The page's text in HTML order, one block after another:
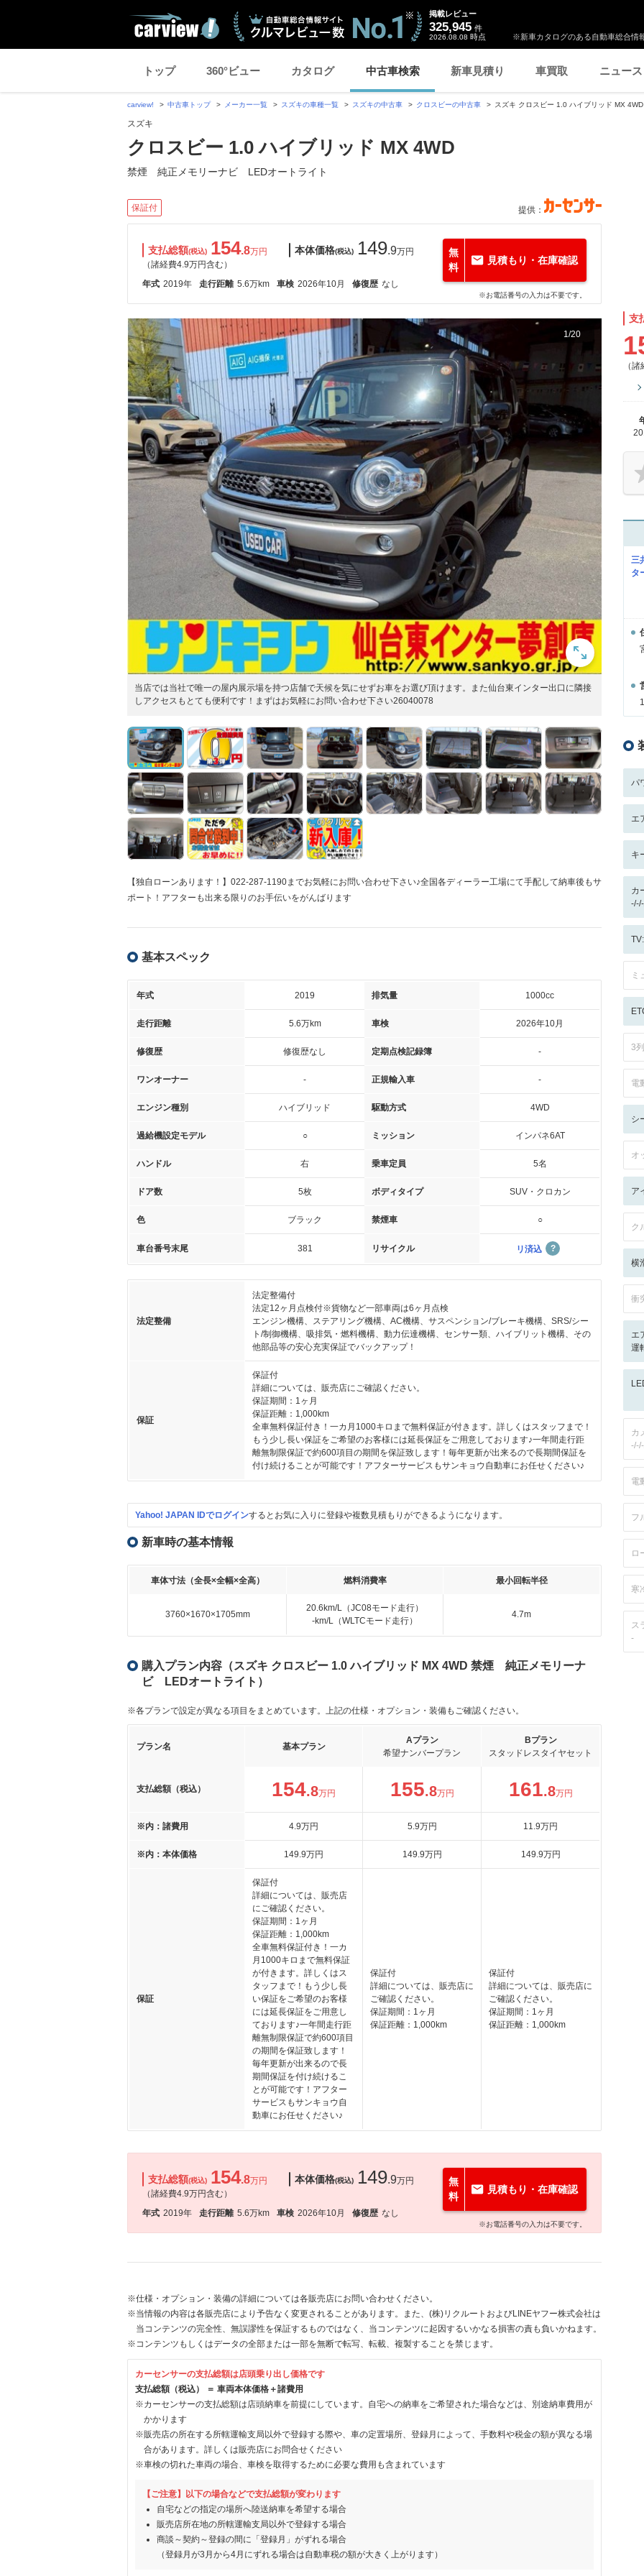
※新車カタログのある自動車総合情
掲載レビュー
325,945 件
2026.08.08 時点
トップ 360°ビュー カタログ 中古車検索 新車見積り 車買取 ニュース
carview! 中古車トップ メーカー一覧 スズキの車種一覧 スズキの中古車 クロスビーの中古車 スズキ クロスビー 1.0 ハイブリッド MX
スズキ
クロスビー 1.0 ハイブリッド MX 4WD
禁煙 純正メモリーナビ LEDオートライト
保証付 提供：
支払総額(税込) 154.8万円
（諸経費4.9万円含む）
本体価格(税込) 149.9万円
年式 2019年 走行距離 5.6万km 車検 2026年10月 修復歴 なし
無
料
見積もり・在庫確認
※お電話番号の入力は不要です。
1/20
当店では当社で唯一の屋内展示場を持つ店舗で天候を気にせずお車をお選び頂けます。また仙台東インター出口に隣接
しアクセスもとても便利です！まずはお気軽にお問い合わせ下さい26040078
【独自ローンあります！】022-287-1190までお気軽にお問い合わせ下さい♪全国各ディーラー工場にて手配して納車後もサ
ポート！アフターも出来る限りのお手伝いをがんばります
基本スペック
年式 2019 排気量 1000cc
走行距離 5.6万km 車検 2026年10月
修復歴 修復歴なし 定期点検記録簿 -
ワンオーナー - 正規輸入車 -
エンジン種別 ハイブリッド 駆動方式 4WD
過給機設定モデル ○ ミッション インパネ6AT
ハンドル 右 乗車定員 5名
ドア数 5枚 ボディタイプ SUV・クロカン
色 ブラック 禁煙車 ○
車台番号末尾 381 リサイクル リ済込
法定整備
法定整備付
法定12ヶ月点検付※貨物など一部車両は6ヶ月点検
エンジン機構、ステアリング機構、AC機構、サスペンション/ブレーキ機構、SRS/シー
ト/制御機構、吸排気・燃料機構、動力伝達機構、センサー類、ハイブリット機構、その
他部品等の安心充実保証でバックアップ！
保証
保証付
詳細については、販売店にご確認ください。
保証期間：1ヶ月
保証距離：1,000km
全車無料保証付き！一カ月1000キロまで無料保証が付きます。詳しくはスタッフまで！
もう少し長い保証をご希望のお客様には延長保証をご用意しております♪一年間走行距
離無制限保証で約600項目の期間を保証致します！毎年更新が出来るので長期間保証を
付け続けることが可能です！アフターサービスもサンキョウ自動車にお任せください♪
Yahoo! JAPAN IDでログインするとお気に入りに登録や複数見積もりができるようになります。
新車時の基本情報
車体寸法（全長×全幅×全高） 燃料消費率 最小回転半径
3760×1670×1705mm
20.6km/L（JC08モード走行）
-km/L（WLTCモード走行）
4.7m
購入プラン内容（スズキ クロスビー 1.0 ハイブリッド MX 4WD 禁煙 純正メモリーナ
ビ LEDオートライト）
※各プランで設定が異なる項目をまとめています。上記の仕様・オプション・装備もご確認ください。
プラン名 基本プラン
Aプラン
希望ナンバープラン
Bプラン
スタッドレスタイヤセット
支払総額（税込） 154.8万円 155.8万円 161.8万円
※内：諸費用 4.9万円 5.9万円 11.9万円
※内：本体価格 149.9万円 149.9万円 149.9万円
保証
保証付
詳細については、販売店
にご確認ください。
保証期間：1ヶ月
保証距離：1,000km
全車無料保証付き！一カ
月1000キロまで無料保証
が付きます。詳しくはス
タッフまで！もう少し長
い保証をご希望のお客様
には延長保証をご用意し
ております♪一年間走行距
離無制限保証で約600項目
の期間を保証致します！
毎年更新が出来るので長
期間保証を付け続けるこ
とが可能です！アフター
サービスもサンキョウ自
動車にお任せください♪
保証付
詳細については、販売店に
ご確認ください。
保証期間：1ヶ月
保証距離：1,000km
保証付
詳細については、販売店に
ご確認ください。
保証期間：1ヶ月
保証距離：1,000km
支払総額(税込) 154.8万円
（諸経費4.9万円含む）
本体価格(税込) 149.9万円
年式 2019年 走行距離 5.6万km 車検 2026年10月 修復歴 なし
無
料
見積もり・在庫確認
※お電話番号の入力は不要です。
※仕様・オプション・装備の詳細については各販売店にお問い合わせください。
※当情報の内容は各販売店により予告なく変更されることがあります。また、(株)リクルートおよびLINEヤフー株式会社は
当コンテンツの完全性、無誤謬性を保証するものではなく、当コンテンツに起因するいかなる損害の責も負いかねます。
※コンテンツもしくはデータの全部または一部を無断で転写、転載、複製することを禁じます。
カーセンサーの支払総額は店頭乗り出し価格です
支払総額（税込） ＝ 車両本体価格＋諸費用
※カーセンサーの支払総額は店頭納車を前提にしています。自宅への納車をご希望された場合などは、別途納車費用が
かかります
※販売店の所在する所轄運輸支局以外で登録する際や、車の定置場所、登録月によって、手数料や税金の額が異なる場
合があります。詳しくは販売店にお問合せください
※車検の切れた車両の場合、車検を取得するために必要な費用も含まれています
【ご注意】以下の場合などで支払総額が変わります
自宅などの指定の場所へ陸送納車を希望する場合
販売店所在地の所轄運輸支局以外で登録する場合
商談～契約～登録の間に「登録月」がずれる場合
（登録月が3月から4月にずれる場合は自動車税の額が大きく上がります）
支
（
三
タ
パ
エ
キ
カ
ミ
3
電
シ
オ
ア
ク
横
衝
エ
運
カ
電
フ
ロ
寒
ス
-